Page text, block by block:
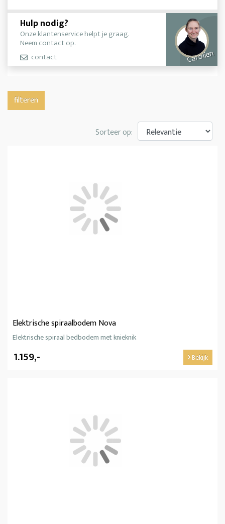
Hulp nodig?
Onze klantenservice helpt je graag.
Neem contact op.
contact
Carolien
filteren
Sorteer op:
Elektrische spiraalbodem Nova
Elektrische spiraal bedbodem met knieknik
1.159,- Bekijk